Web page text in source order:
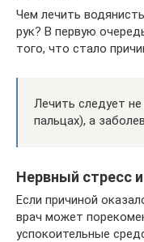
Чем лечить
рук? В первую
того, что стало
Лечить следует
пальцах), а
Нервный стресс
Если причиной
врач может
успокоительные